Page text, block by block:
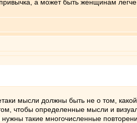
а может быть женщинам
мысли должны быть не о том,
чтобы определенные мысли и
такие многочисленные